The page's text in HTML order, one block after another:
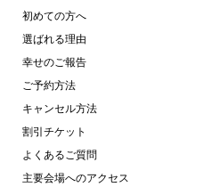
初めての方へ
選ばれる理由
幸せのご報告
ご予約方法
キャンセル方法
割引チケット
よくあるご質問
主要会場へのアクセス